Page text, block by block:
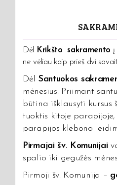
Dėl Krikšto sakramento į
ne vėliau kaip prieš dvi
Dėl Santuokos
mėnesius. Priimant
būtina išklausyti kursus
tuoktis kitoje
parapijos klebono
Pirmajai šv. Komunijai
spalio iki gegužės
Pirmoji šv. Komunija –